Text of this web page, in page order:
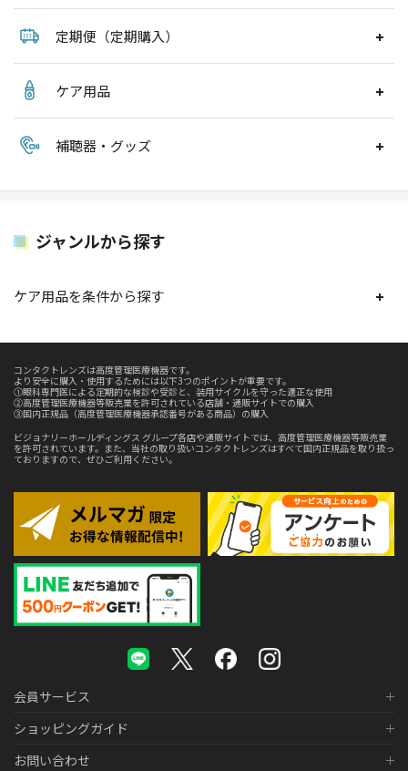
定期便（定期購入）
ケア用品
補聴器・グッズ
ジャンルから探す
ケア用品を条件から探す
コンタクトレンズは高度管理医療機器です。
より安全に購入・使用するためには以下3つのポイントが重要です。
①眼科専門医による定期的な検診や受診と、装用サイクルを守った適正な使用
②高度管理医療機器等販売業を許可されている店舗・通販サイトでの購入
③国内正規品（高度管理医療機器承認番号がある商品）の購入
ビジョナリーホールディングス グループ各店や通販サイトでは、高度管理医療機器等販売業
を許可されています。また、当社の取り扱いコンタクトレンズはすべて国内正規品を取り扱っ
ておりますので、ぜひご利用ください。
会員サービス
ショッピングガイド
お問い合わせ